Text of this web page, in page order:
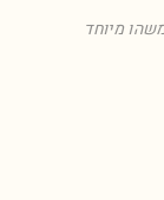
מיוחד